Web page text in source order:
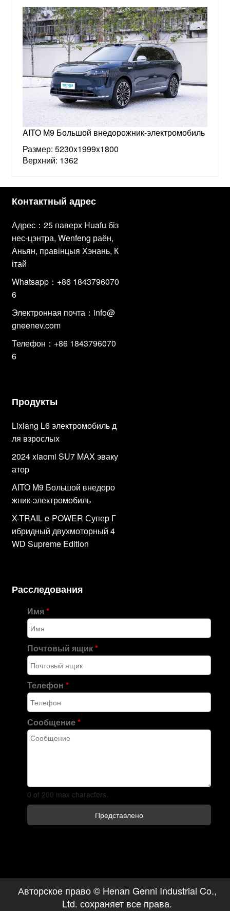
AITO M9 Большой внедорожник-электромобиль
Размер: 5230x1999x1800
Верхний: 1362
Контактный адрес
Адрес：25 паверх Huafu біз
нес-цэнтра, Wenfeng раён,
Аньян, правінцыя Хэнань, К
ітай
Whatsapp：+86 1843796070
6
Электронная почта： info@
gneenev.com
Телефон：+86 1843796070
6
Продукты
Lixiang L6 электромобиль д
ля взрослых
2024 xiaomi SU7 MAX эваку
атор
AITO M9 Большой внедоро
жник-электромобиль
X-TRAIL e-POWER Супер Г
ибридный двухмоторный 4
WD Supreme Edition
Расследования
Имя*
Почтовый ящик*
Телефон*
Сообщение*
0 of 200 max characters.
Представлено
Авторское право © Henan Genni Industrial Co.,
Ltd. сохраняет все права.